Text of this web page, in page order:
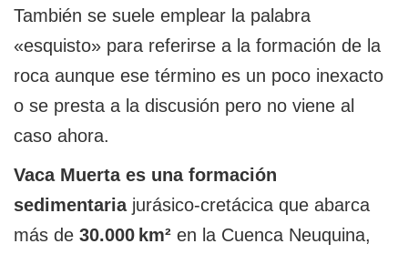
También se suele emplear la palabra
«esquisto» para referirse a la formación de la
roca aunque ese término es un poco inexacto
o se presta a la discusión pero no viene al
caso ahora.
Vaca Muerta es una formación
sedimentariajurásico‑cretácica que abarca
más de 30.000 km² en la Cuenca Neuquina,